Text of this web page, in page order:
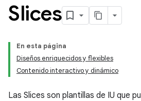
Slices
En esta página
Diseños enriquecidos y flexibles
Contenido interactivo y dinámico
Las Slices son plantillas de IU que